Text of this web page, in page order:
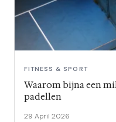
FITNESS & SPORT
Waarom bijna een
padellen
29 April 2026